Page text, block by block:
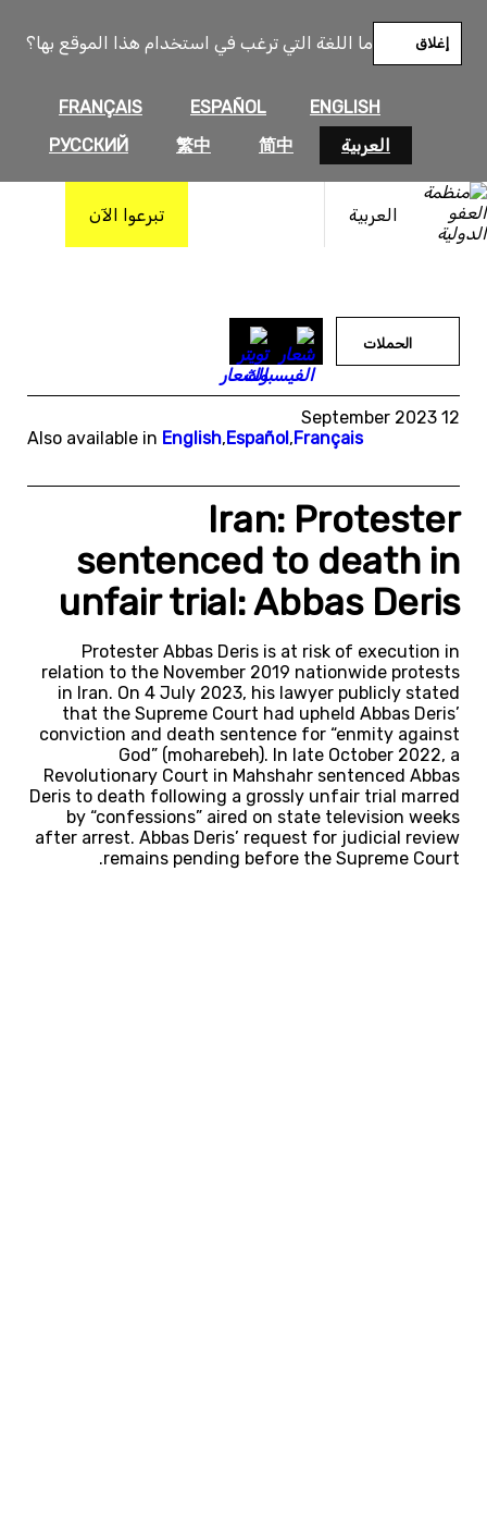
ما اللغة التي ترغب في استخدام هذا الموقع بها؟
ENGLISH
ESPAÑOL
FRANÇAIS
العربية
简中
繁中
РУССКИЙ
إغلاق
العربية تبرعوا الآن
المحتوى
الحملات
12 September 2023
Also available in English,Español,Français
Iran: Protester
sentenced to death in
unfair trial: Abbas Deris
Protester Abbas Deris is at risk of execution in
relation to the November 2019 nationwide protests
in Iran. On 4 July 2023, his lawyer publicly stated
that the Supreme Court had upheld Abbas Deris’
conviction and death sentence for “enmity against
God” (moharebeh). In late October 2022, a
Revolutionary Court in Mahshahr sentenced Abbas
Deris to death following a grossly unfair trial marred
by “confessions” aired on state television weeks
after arrest. Abbas Deris’ request for judicial review
remains pending before the Supreme Court.